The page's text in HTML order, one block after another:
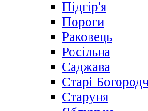
Підгір'я
Пороги
Раковець
Росільна
Саджава
Старі
Старуня